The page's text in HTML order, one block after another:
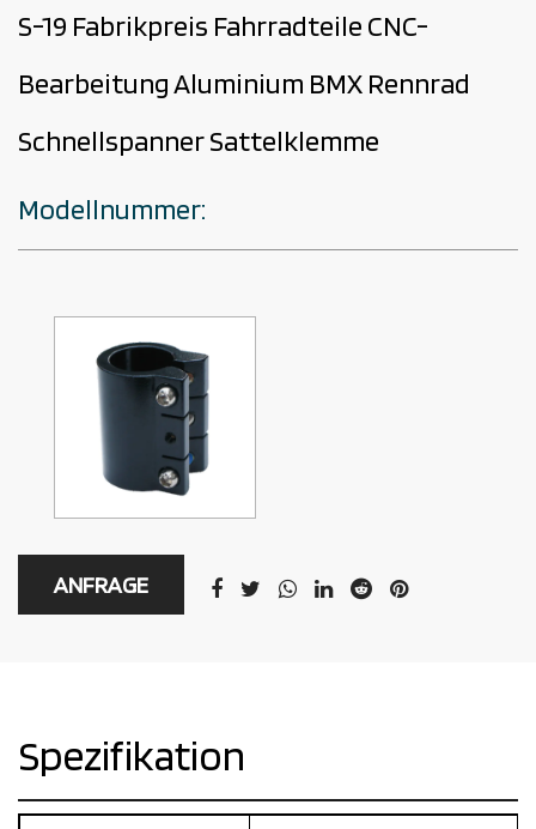
S-19 Fabrikpreis Fahrradteile CNC-
Bearbeitung Aluminium BMX Rennrad
Schnellspanner Sattelklemme
Modellnummer:
ANFRAGE
Spezifikation